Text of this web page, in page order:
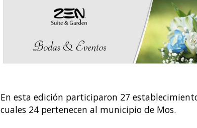
En esta edición participaron 27
cuales 24 pertenecen al municipio de Mos.